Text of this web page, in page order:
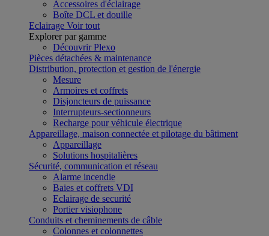
Accessoires d'éclairage
Boîte DCL et douille
Eclairage Voir tout
Explorer par gamme
Découvrir Plexo
Pièces détachées & maintenance
Distribution, protection et gestion de l'énergie
Mesure
Armoires et coffrets
Disjoncteurs de puissance
Interrupteurs-sectionneurs
Recharge pour véhicule électrique
Appareillage, maison connectée et pilotage du bâtiment
Appareillage
Solutions hospitalières
Sécurité, communication et réseau
Alarme incendie
Baies et coffrets VDI
Eclairage de securité
Portier visiophone
Conduits et cheminements de câble
Colonnes et colonnettes